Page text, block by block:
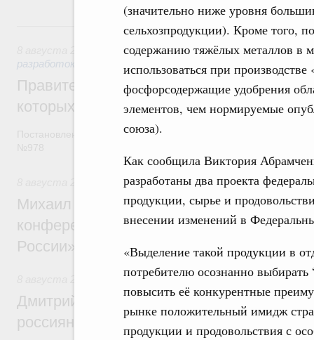
(значительно ниже уровня
сельхозпродукции). Кроме того,
содержанию тяжёлых металлов в
использоваться при
фосфорсодержащие удобрения
элементов, чем нормируемые
союза).
Как сообщила Виктория
разработаны два проекта
продукции, сырье и
внесении изменений в
«Выделение такой продукции в
потребителю осознанно
повысить её конкурентные
рынке положительный имидж
продукции и продовольствия с
Вчера
Государственная политика в сфере
разработок
Правительство расширило перечень
которых освобождаются от НДФЛ
Постановление от 5 августа 2026 года
Отрасль информационных технологий
Михаил Мишустин дал поручения по
конференции «Цифровая индустрия
России»
Спорт высших достижений и массовый
Дмитрий Чернышенко и Михаил
россиян с Днём физкультурника